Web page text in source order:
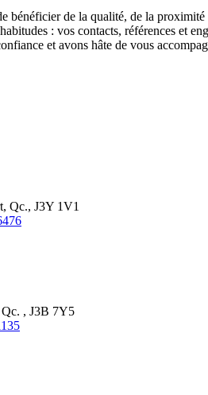
bénéficier de la qualité, de la
: vos contacts, références et
et avons hâte de vous
Qc., J3Y 1V1
Qc. , J3B 7Y5